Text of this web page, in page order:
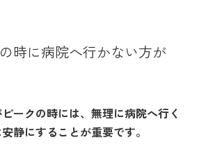
時に病院へ行かない方が
ークの時には、無理に病院へ行く
静にすることが重要です。